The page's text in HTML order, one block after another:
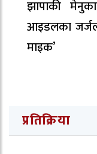
झापाकी
आइडलका
माइक’
प्रतिक्रिया